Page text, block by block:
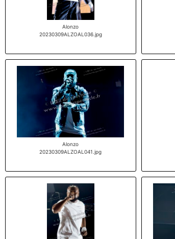
Alonzo
20230309ALZOAL036.jpg
Alonzo
20230309ALZOAL041.jpg